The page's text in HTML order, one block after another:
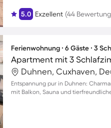
5.0 Exzellent (44
Ferienwohnung ∙ 6 Gäste ∙ 3
Apartment mit 3
Duhnen, Cuxhaven,
Entspannung pur in Duhnen:
mit Balkon, Sauna und